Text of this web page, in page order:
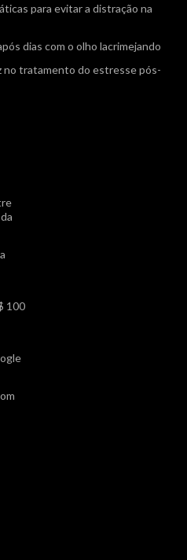
para evitar a distração na
dias com o olho lacrimejando
no tratamento do estresse pós-
100